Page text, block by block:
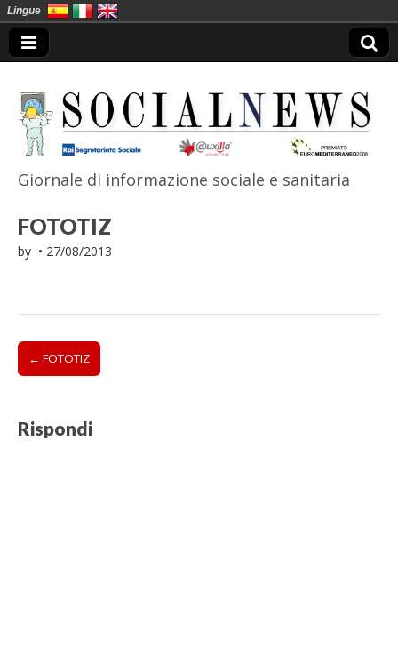
SocialNews
Giornale di informazione sociale e sanitaria
FOTOTIZ
by • 27/08/2013
Post
navigation
← FOTOTIZ
Rispondi
Lingue